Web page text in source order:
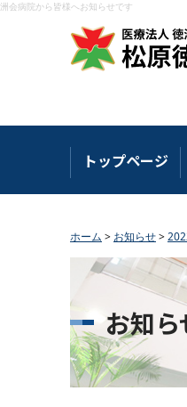
会病院から皆様へお知らせです
トップページ
ホーム > お知らせ>
お知ら